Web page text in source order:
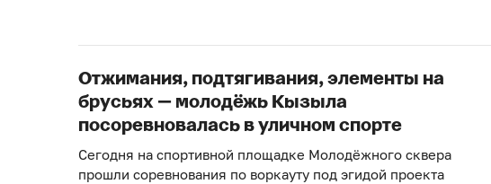
Отжимания, подтягивания, элементы на
брусьях — молодёжь Кызыла
посоревновалась в уличном спорте
Сегодня на спортивной площадке Молодёжного сквера
прошли соревнования по воркауту под эгидой проекта